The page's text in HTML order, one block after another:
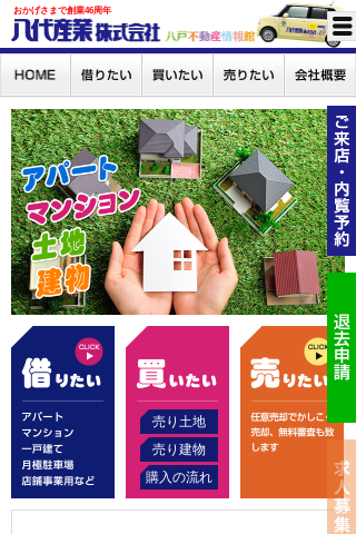
おかげさまで創業46周年
売り土地
売り建物
購入の流れ